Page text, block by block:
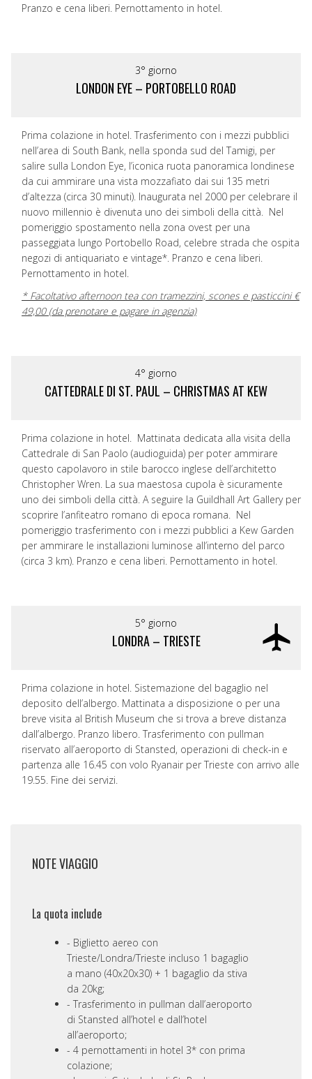
Pranzo e cena liberi. Pernottamento in hotel.
3° giorno
LONDON EYE – PORTOBELLO ROAD
Prima colazione in hotel. Trasferimento con i mezzi pubblici
nell’area di South Bank, nella sponda sud del Tamigi, per
salire sulla London Eye, l’iconica ruota panoramica londinese
da cui ammirare una vista mozzafiato dai sui 135 metri
d’altezza (circa 30 minuti). Inaugurata nel 2000 per celebrare il
nuovo millennio è divenuta uno dei simboli della città. Nel
pomeriggio spostamento nella zona ovest per una
passeggiata lungo Portobello Road, celebre strada che ospita
negozi di antiquariato e vintage*. Pranzo e cena liberi.
Pernottamento in hotel.
* Facoltativo afternoon tea con tramezzini, scones e pasticcini €
49,00 (da prenotare e pagare in agenzia)
4° giorno
CATTEDRALE DI ST. PAUL – CHRISTMAS AT KEW
Prima colazione in hotel. Mattinata dedicata alla visita della
Cattedrale di San Paolo (audioguida) per poter ammirare
questo capolavoro in stile barocco inglese dell’architetto
Christopher Wren. La sua maestosa cupola è sicuramente
uno dei simboli della città. A seguire la Guildhall Art Gallery per
scoprire l’anfiteatro romano di epoca romana. Nel
pomeriggio trasferimento con i mezzi pubblici a Kew Garden
per ammirare le installazioni luminose all’interno del parco
(circa 3 km). Pranzo e cena liberi. Pernottamento in hotel.
5° giorno
LONDRA – TRIESTE
Prima colazione in hotel. Sistemazione del bagaglio nel
deposito dell’albergo. Mattinata a disposizione o per una
breve visita al British Museum che si trova a breve distanza
dall’albergo. Pranzo libero. Trasferimento con pullman
riservato all’aeroporto di Stansted, operazioni di check-in e
partenza alle 16.45 con volo Ryanair per Trieste con arrivo alle
19.55. Fine dei servizi.
NOTE VIAGGIO
La quota include
Biglietto aereo con
Trieste/Londra/Trieste incluso 1 bagaglio
a mano (40x20x30) + 1 bagaglio da stiva
da 20kg;
Trasferimento in pullman dall’aeroporto
di Stansted all’hotel e dall’hotel
all’aeroporto;
4 pernottamenti in hotel 3* con prima
colazione;